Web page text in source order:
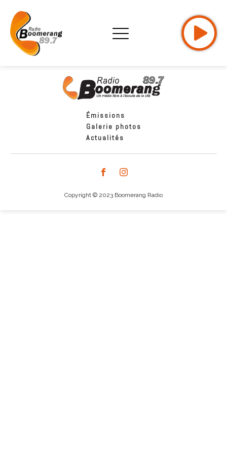
Émissions
Galerie photos
Actualités
Copyright © 2023 Boomerang Radio